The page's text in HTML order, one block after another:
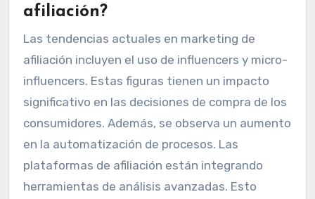
afiliación?
Las tendencias actuales en marketing de
afiliación incluyen el uso de influencers y micro-
influencers. Estas figuras tienen un impacto
significativo en las decisiones de compra de los
consumidores. Además, se observa un aumento
en la automatización de procesos. Las
plataformas de afiliación están integrando
herramientas de análisis avanzadas. Esto